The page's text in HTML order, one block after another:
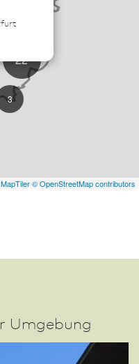
19
3
22
© OpenStreetMap contributors
Umgebung